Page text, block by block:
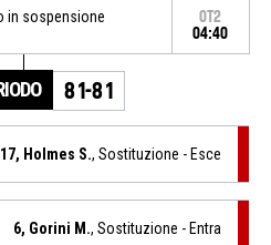
in sospensione
OT2
04:40
81-81
17, Holmes S., Sostituzione - Esce
6, Gorini M., Sostituzione - Entra